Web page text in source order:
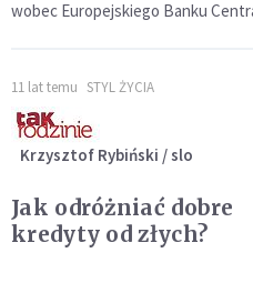
wobec Europejskiego Banku
11 lat temu STYL ŻYCIA
Krzysztof Rybiński / slo
Jak odróżniać dobre
kredyty od złych?